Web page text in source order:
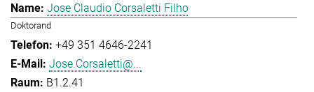
Jose Claudio Corsaletti Filho
Doktorand
+49 351 4646-2241
Jose.Corsaletti@...
B1.2.41